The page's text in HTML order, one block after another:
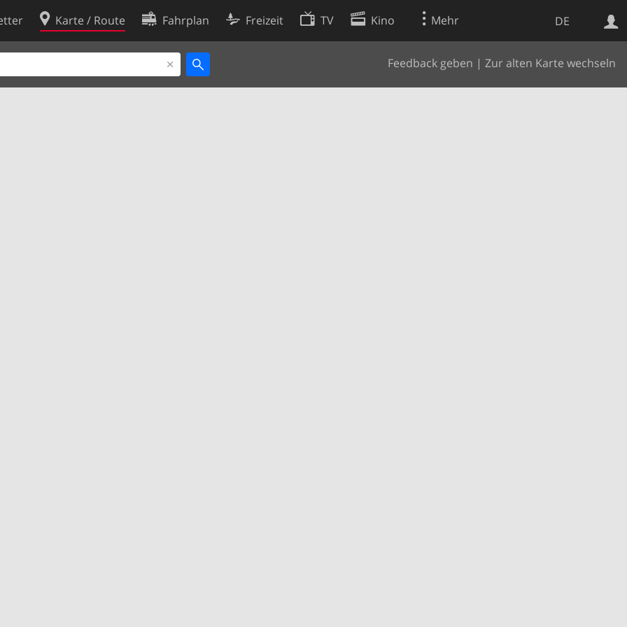
DE
Karte / Route Fahrplan Freizeit TV Kino Mehr
Feedback geben | Zur alten Karte wechseln
Websuche
Cookie-Richtlinie
Cookie-Einstellungen